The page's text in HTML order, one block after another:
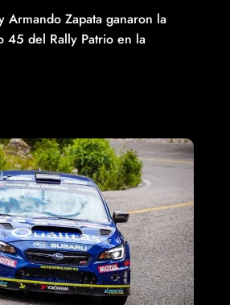
Armando Zapata ganaron la
45 del Rally Patrio en la